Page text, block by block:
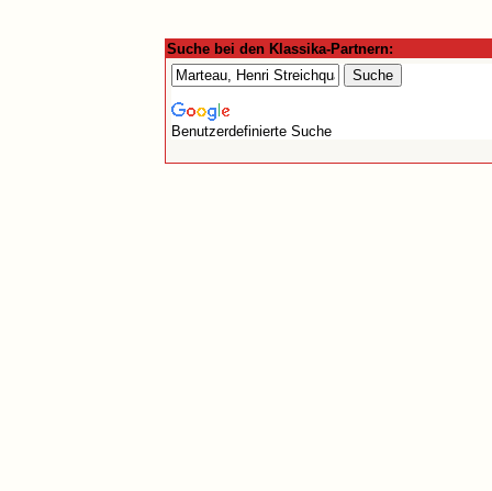
Suche bei den Klassika-Partnern:
Benutzerdefinierte Suche